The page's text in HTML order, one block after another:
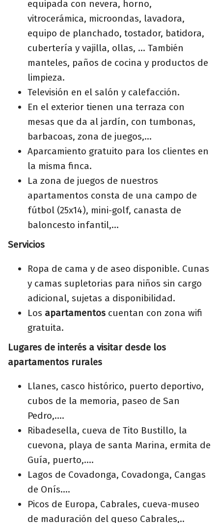
equipada con nevera, horno,
vitrocerámica, microondas, lavadora,
equipo de planchado, tostador, batidora,
cubertería y vajilla, ollas, ... También
manteles, paños de cocina y productos de
limpieza.
Televisión en el salón y calefacción.
En el exterior tienen una terraza con
mesas que da al jardín, con tumbonas,
barbacoas, zona de juegos,...
Aparcamiento gratuito para los clientes en
la misma finca.
La zona de juegos de nuestros
apartamentos consta de una campo de
fútbol (25x14), mini-golf, canasta de
baloncesto infantil,...
Servicios
Ropa de cama y de aseo disponible. Cunas
y camas supletorias para niños sin cargo
adicional, sujetas a disponibilidad.
Los apartamentos cuentan con zona wifi
gratuita.
Lugares de interés a visitar desde los
apartamentos rurales
Llanes, casco histórico, puerto deportivo,
cubos de la memoria, paseo de San
Pedro,....
Ribadesella, cueva de Tito Bustillo, la
cuevona, playa de santa Marina, ermita de
Guía, puerto,....
Lagos de Covadonga, Covadonga, Cangas
de Onís....
Picos de Europa, Cabrales, cueva-museo
de maduración del queso Cabrales,..